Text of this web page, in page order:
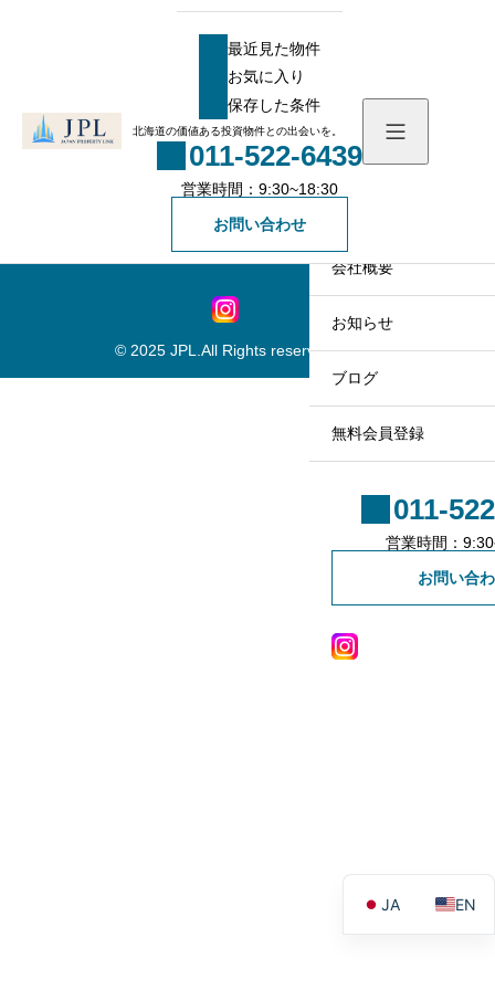
お気に入り
保存した条件
物件一覧
会社概要
社長メッセージ
スタッフ一覧
お知らせ
ブログ
無料会員登録
不動産会社様専用登録
011-
営業時間：
お問い合
北海道の価値ある投資物件との出会いを。
最近見た物件
お気に入り
保存した条件
011-522-6439
営業時間：9:30~18:30
お問い合わせ
一般会員登録画面
[swpm_registration_form level=2]
営業時間：9:30~18:30
011-522-6439
© 2025 JPL.All Rights reserved.
JA EN